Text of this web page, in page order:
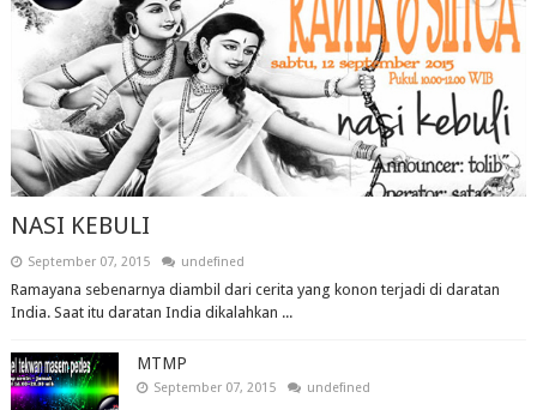
NASI KEBULI
September 07, 2015 undefined
Ramayana sebenarnya diambil dari cerita yang konon terjadi di daratan
India. Saat itu daratan India dikalahkan ...
MTMP
September 07, 2015 undefined